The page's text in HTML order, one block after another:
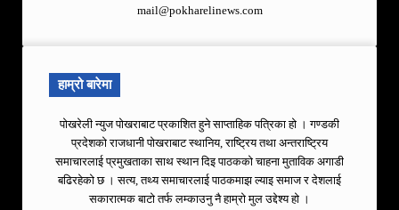
mail@pokharelinews.com
हाम्रो बारेमा
पोखरेली न्युज पोखराबाट प्रकाशित हुने साप्ताहिक पत्रिका हो । गण्डकी
प्रदेशको राजधानी पोखराबाट स्थानिय, राष्ट्रिय तथा अन्तराष्ट्रिय
समाचारलाई प्रमुखताका साथ स्थान दिइ पाठकको चाहना मुताविक अगाडी
बढिरहेको छ । सत्य, तथ्य समाचारलाई पाठकमाझ ल्याइ समाज र देशलाई
सकारात्मक बाटो तर्फ लम्काउनु नै हाम्रो मुल उद्देश्य हो ।